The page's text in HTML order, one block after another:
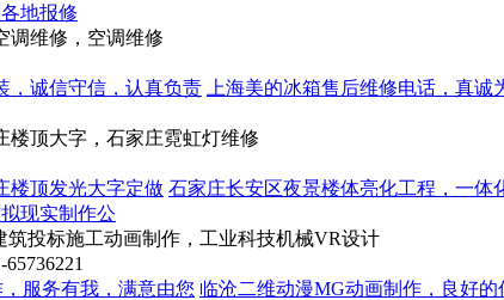
地报修
调维修，空调维修
，诚信守信，认真负责 上海美的冰箱售后维修电话，真诚
楼顶大字，石家庄霓虹灯维修
楼顶发光大字定做 石家庄长安区夜景楼体亮化工程，一体
现实制作公
投标施工动画制作，工业科技机械VR设计
65736221
服务有我，满意由您 临沧二维动漫MG动画制作，良好的